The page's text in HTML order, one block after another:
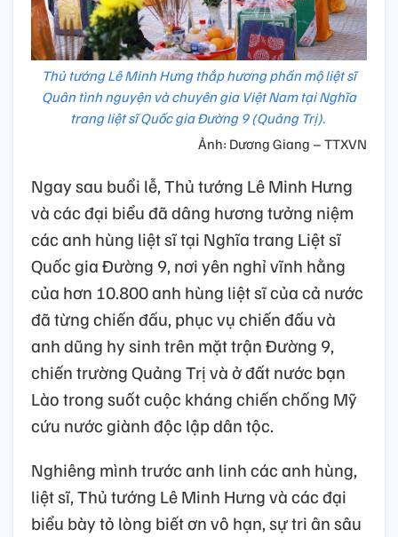
Thủ tướng Lê Minh Hưng thắp hương phần mộ liệt sĩ
Quân tình nguyện và chuyên gia Việt Nam tại Nghĩa
trang liệt sĩ Quốc gia Đường 9 (Quảng Trị).
Ảnh: Dương Giang – TTXVN
Ngay sau buổi lễ, Thủ tướng Lê Minh Hưng
và các đại biểu đã dâng hương tưởng niệm
các anh hùng liệt sĩ tại Nghĩa trang Liệt sĩ
Quốc gia Đường 9, nơi yên nghỉ vĩnh hằng
của hơn 10.800 anh hùng liệt sĩ của cả nước
đã từng chiến đấu, phục vụ chiến đấu và
anh dũng hy sinh trên mặt trận Đường 9,
chiến trường Quảng Trị và ở đất nước bạn
Lào trong suốt cuộc kháng chiến chống Mỹ
cứu nước giành độc lập dân tộc.
Nghiêng mình trước anh linh các anh hùng,
liệt sĩ, Thủ tướng Lê Minh Hưng và các đại
biểu bày tỏ lòng biết ơn vô hạn, sự tri ân sâu